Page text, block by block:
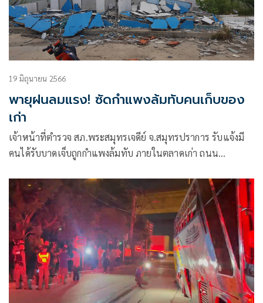
19 มิถุนายน 2566
พายุฝนลมแรง! ซัดกำแพงล้มทับคนเก็บของ
เก่า
เจ้าหน้าที่ตำรวจ สภ.พระสมุทรเจดีย์ จ.สมุทรปราการ รับแจ้งมี
คนได้รับบาดเจ็บถูกกำแพงล้มทับ ภายในตลาดเก่า ถนน